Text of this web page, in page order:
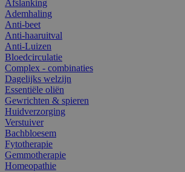
Afslanking
Ademhaling
Anti-beet
Anti-haaruitval
Anti-Luizen
Bloedcirculatie
Complex - combinaties
Dagelijks welzijn
Essentiële oliën
Gewrichten & spieren
Huidverzorging
Verstuiver
Bachbloesem
Fytotherapie
Gemmotherapie
Homeopathie